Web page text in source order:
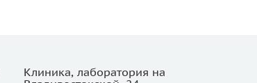
Клиника, лаборатория на